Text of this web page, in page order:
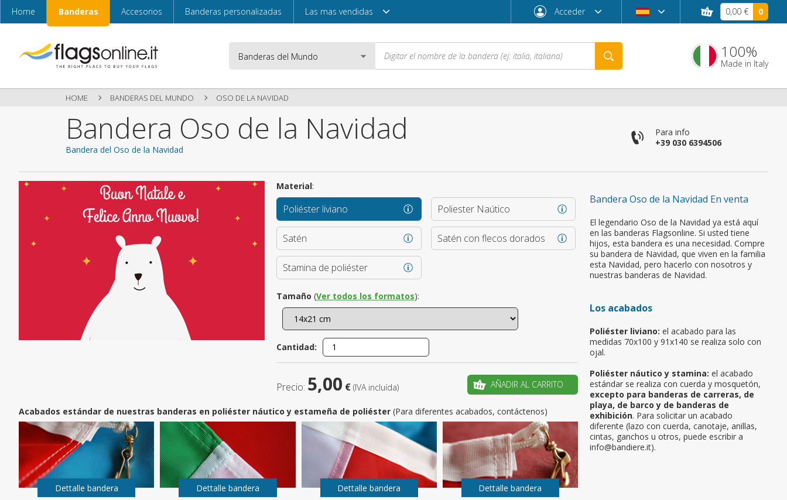
Home Banderas Accesorios Banderas personalizadas Las mas vendidas Acceder
Acceder
CREAR UNA NUEVA CUENTA
0,00 € 0
100%
Made in Italy
HOME BANDERAS DEL MUNDO OSO DE LA NAVIDAD
Bandera Oso de la Navidad
Bandera del Oso de la Navidad
Para info
+39 030 6394506
Bandera Oso de la Navidad En venta
El legendario Oso de la Navidad ya está aquí
en las banderas Flagsonline. Si usted tiene
hijos, esta bandera es una necesidad. Compre
su bandera de Navidad, que viven en la familia
esta Navidad, pero hacerlo con nosotros y
nuestras banderas de Navidad.
Los acabados
Poliéster liviano: el acabado para las
medidas 70x100 y 91x140 se realiza solo con
ojal.
Poliéster náutico y stamina: el acabado
estándar se realiza con cuerda y mosquetón,
excepto para banderas de carreras, de
playa, de barco y de banderas de
exhibición. Para solicitar un acabado
diferente (lazo con cuerda, canotaje, anillas,
cintas, ganchos u otros, puede escribir a
info@bandiere.it).
Material:
Poliéster liviano Poliester Naútico
Satén Satén con flecos dorados
Stamina de poliéster
Tamaño (Ver todos los formatos):
Cantidad:
Precio: 5,00 € (IVA incluída) AÑADIR AL CARRITO
Acabados estándar de nuestras banderas en poliéster náutico y estameña de poliéster (Para diferentes acabados, contáctenos)
Dettalle bandera Dettalle bandera Dettalle bandera Dettalle bandera